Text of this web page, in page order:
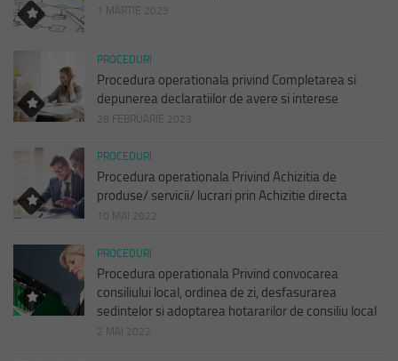
1 MARTIE 2023
PROCEDURI
Procedura operationala privind Completarea si
depunerea declaratiilor de avere si interese
28 FEBRUARIE 2023
PROCEDURI
Procedura operationala Privind Achizitia de
produse/ servicii/ lucrari prin Achizitie directa
10 MAI 2022
PROCEDURI
Procedura operationala Privind convocarea
consiliului local, ordinea de zi, desfasurarea
sedintelor si adoptarea hotararilor de consiliu local
2 MAI 2022